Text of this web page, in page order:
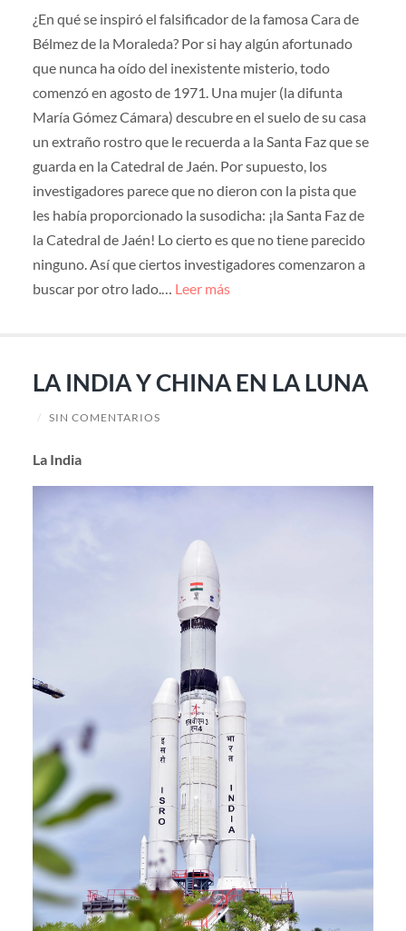
¿En qué se inspiró el falsificador de la famosa Cara de
Bélmez de la Moraleda? Por si hay algún afortunado
que nunca ha oído del inexistente misterio, todo
comenzó en agosto de 1971. Una mujer (la difunta
María Gómez Cámara) descubre en el suelo de su casa
un extraño rostro que le recuerda a la Santa Faz que se
guarda en la Catedral de Jaén. Por supuesto, los
investigadores parece que no dieron con la pista que
les había proporcionado la susodicha: ¡la Santa Faz de
la Catedral de Jaén! Lo cierto es que no tiene parecido
ninguno. Así que ciertos investigadores comenzaron a
buscar por otro lado.… Leer más
LA INDIA Y CHINA EN LA LUNA
/ SIN COMENTARIOS
La India